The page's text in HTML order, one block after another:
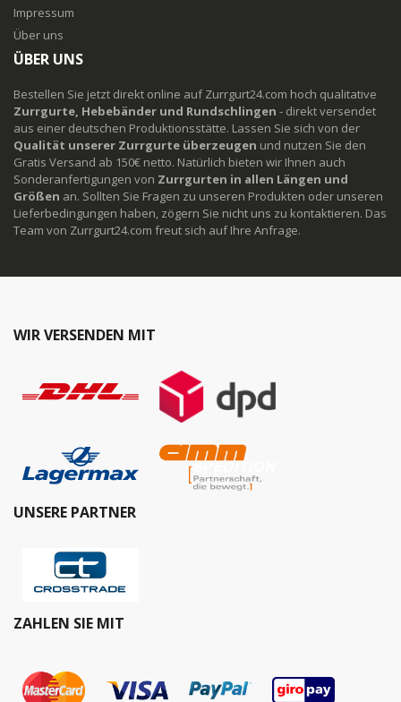
Impressum
Über uns
ÜBER UNS
Bestellen Sie jetzt direkt online auf Zurrgurt24.com hoch qualitative
Zurrgurte, Hebebänder und Rundschlingen - direkt versendet
aus einer deutschen Produktionsstätte. Lassen Sie sich von der
Qualität unserer Zurrgurte überzeugen und nutzen Sie den
Gratis Versand ab 150€ netto. Natürlich bieten wir Ihnen auch
Sonderanfertigungen von Zurrgurten in allen Längen und
Größen an. Sollten Sie Fragen zu unseren Produkten oder unseren
Lieferbedingungen haben, zögern Sie nicht uns zu kontaktieren. Das
Team von Zurrgurt24.com freut sich auf Ihre Anfrage.
WIR VERSENDEN MIT
UNSERE PARTNER
ZAHLEN SIE MIT